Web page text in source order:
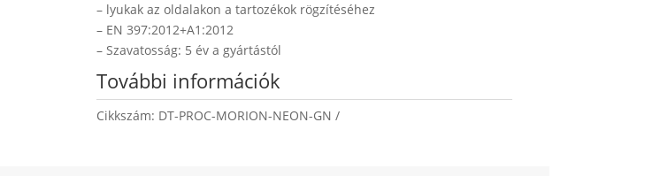
– lyukak az oldalakon a tartozékok rögzítéséhez
– EN 397:2012+A1:2012
– Szavatosság: 5 év a gyártástól
További információk
Cikkszám: DT-PROC-MORION-NEON-GN